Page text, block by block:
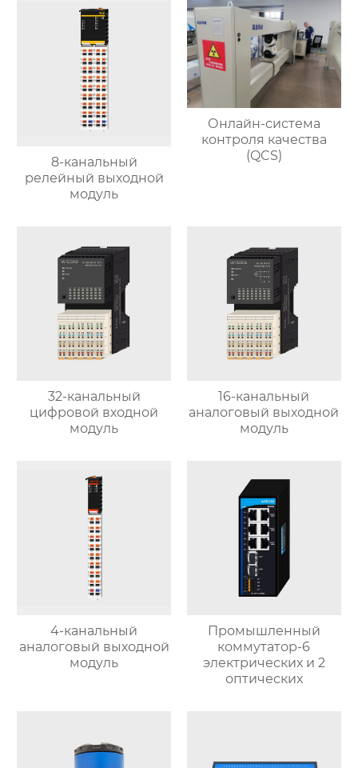
8-канальный
релейный выходной
модуль
Онлайн-система
контроля качества
(QCS)
32-канальный
цифровой входной
модуль
16-канальный
аналоговый выходной
модуль
4-канальный
аналоговый выходной
модуль
Промышленный
коммутатор-6
электрических и 2
оптических